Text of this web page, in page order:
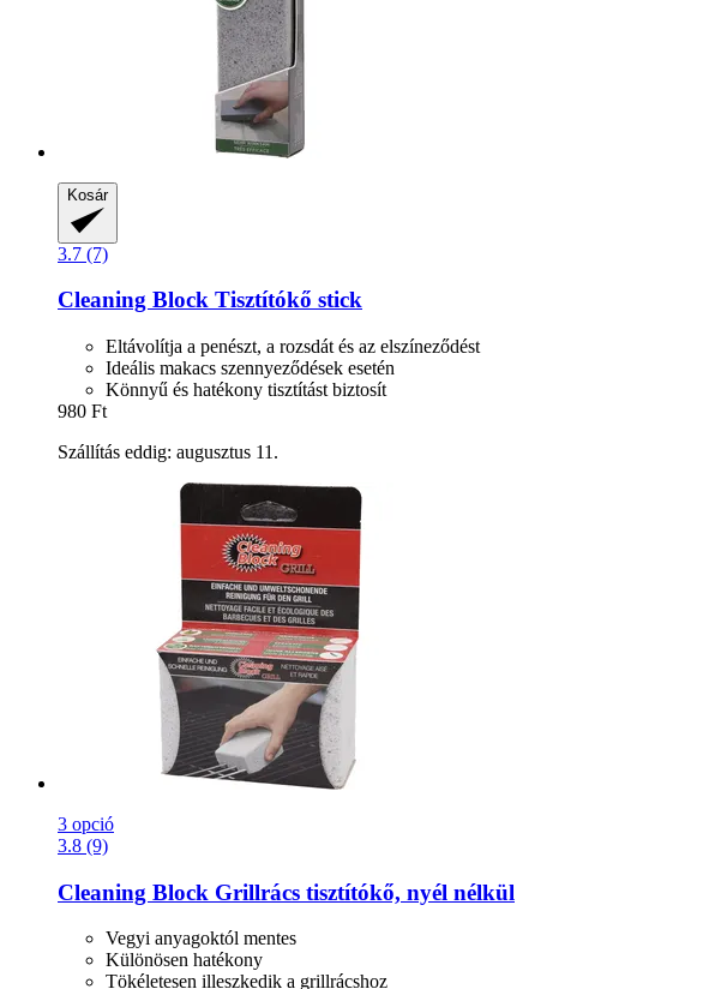
Kosár
3.7 (7)
Cleaning Block Tisztítókő stick
Eltávolítja a penészt, a rozsdát és az elszíneződést
Ideális makacs szennyeződések esetén
Könnyű és hatékony tisztítást biztosít
980 Ft
Szállítás eddig: augusztus 11.
3 opció
3.8 (9)
Cleaning Block Grillrács tisztítókő, nyél nélkül
Vegyi anyagoktól mentes
Különösen hatékony
Tökéletesen illeszkedik a grillrácshoz